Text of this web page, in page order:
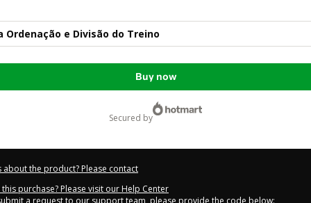
Ordenação e Divisão do Treino
Buy now
secured by
about the product? Please contact
purchase? Please visit our Help Center